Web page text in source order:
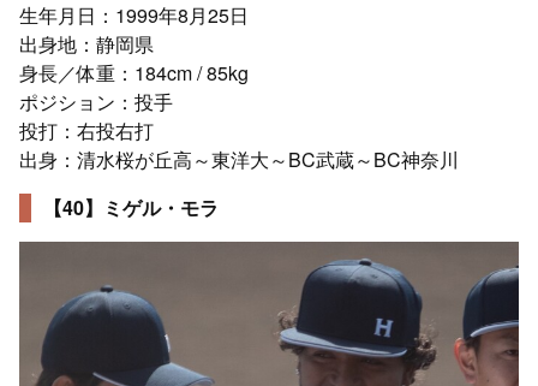
生年月日：1999年8月25日
出身地：静岡県
身長／体重：184cm / 85kg
ポジション：投手
投打：右投右打
出身：清水桜が丘高～東洋大～BC武蔵～BC神奈川
【40】ミゲル・モラ